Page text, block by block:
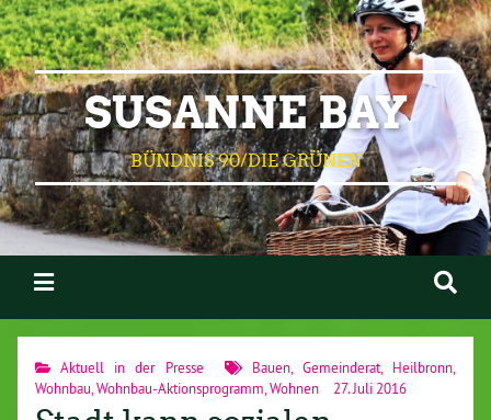
SUSANNE BAY
BÜNDNIS 90/DIE GRÜNEN
Aktuell in der Presse Bauen, Gemeinderat, Heilbronn
Wohnbau Wohnbau-Aktionsprogramm Wohnen 27. Juli 2016